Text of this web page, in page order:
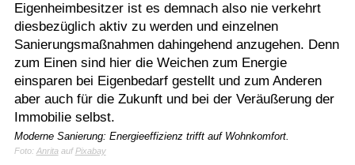
Eigenheimbesitzer ist es demnach also nie verkehrt
diesbezüglich aktiv zu werden und einzelnen
Sanierungsmaßnahmen dahingehend anzugehen. Denn
zum Einen sind hier die Weichen zum Energie
einsparen bei Eigenbedarf gestellt und zum Anderen
aber auch für die Zukunft und bei der Veräußerung der
Immobilie selbst.
Moderne Sanierung: Energieeffizienz trifft auf Wohnkomfort.
Foto: AnritaaufPixabay